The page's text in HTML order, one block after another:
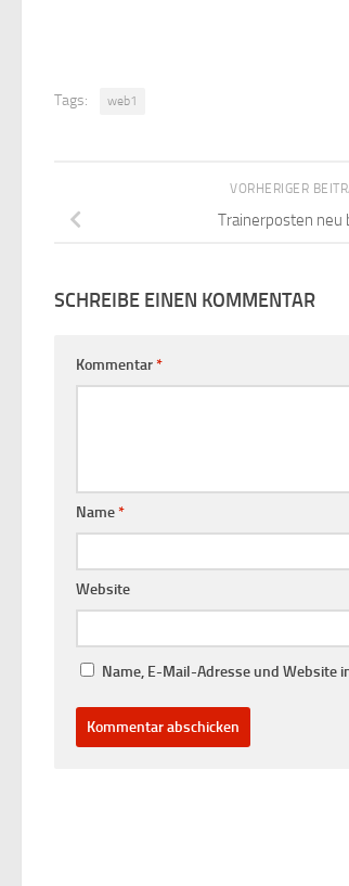
Tags: web1
VORHERIGER
Trainerposten neu
SCHREIBE EINEN KOMMENTAR
Kommentar*
Name*
Website
Name, E-Mail-Adresse und Website